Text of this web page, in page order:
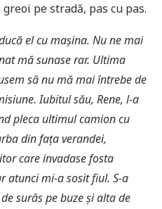
pe stradă, pas cu pas.
el cu mașina. Nu ne mai
mă sunase rar. Ultima
să nu mă mai întrebe de
Iubitul său, Rene, l-a
pleca ultimul camion cu
din fața verandei,
care invadase fosta
atunci mi-a sosit fiul. S-a
surâs pe buze și alta de